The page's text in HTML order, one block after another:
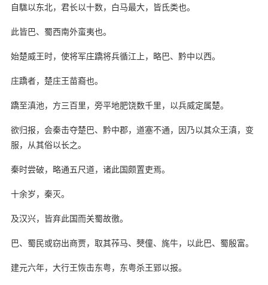
自駹以东北，君长以十数，白马最大，皆氐类也。
此皆巴、蜀西南外蛮夷也。
始楚威王时，使将军庄蹻将兵循江上，略巴、黔中以西。
庄蹻者，楚庄王苗裔也。
蹻至滇池，方三百里，旁平地肥饶数千里，以兵威定属楚。
欲归报，会秦击夺楚巴、黔中郡，道塞不通，因乃以其众王滇，变
服，从其俗以长之。
秦时尝破，略通五尺道，诸此国颇置吏焉。
十余岁，秦灭。
及汉兴，皆弃此国而关蜀故徼。
巴、蜀民或窃出商贾，取其莋马、僰僮、旄牛，以此巴、蜀殷富。
建元六年，大行王恢击东粤，东粤杀王郢以报。